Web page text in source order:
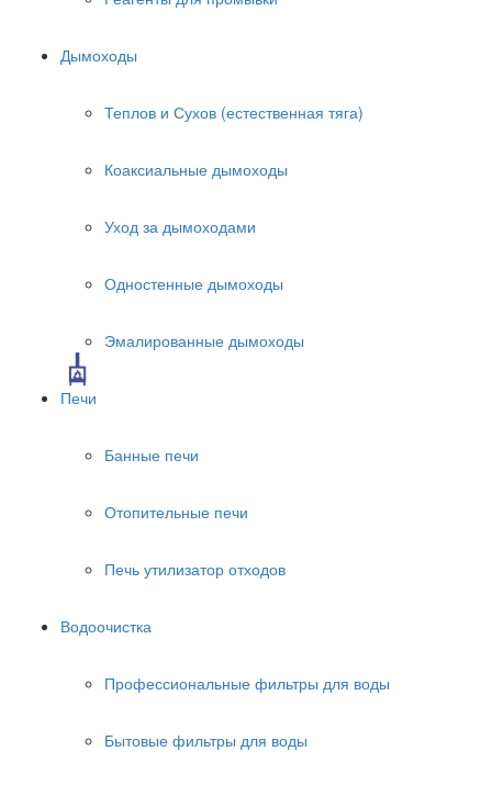
Дымоходы
Теплов и Сухов (естественная тяга)
Коаксиальные дымоходы
Уход за дымоходами
Одностенные дымоходы
Эмалированные дымоходы
Печи
Банные печи
Отопительные печи
Печь утилизатор отходов
Водоочистка
Профессиональные фильтры для воды
Бытовые фильтры для воды